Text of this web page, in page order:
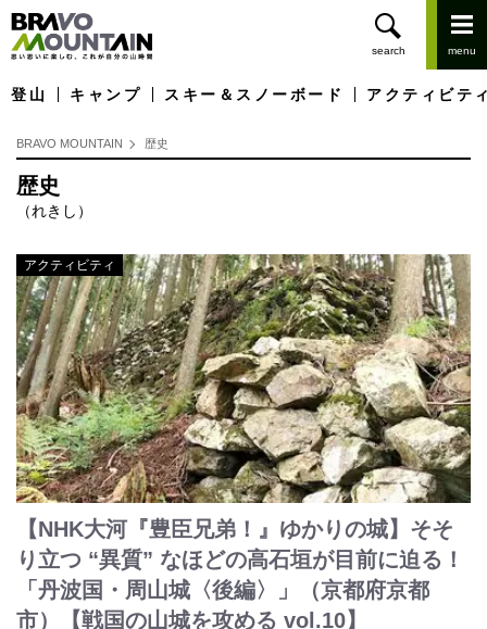
登山 キャンプ スキー＆スノーボード アクティビテ
BRAVO MOUNTAIN 歴史
歴史
（れきし）
アクティビティ
【NHK大河『豊臣兄弟！』ゆかりの城】そそ
り立つ “異質” なほどの高石垣が目前に迫る！
「丹波国・周山城〈後編〉」（京都府京都
市）【戦国の山城を攻める vol.10】